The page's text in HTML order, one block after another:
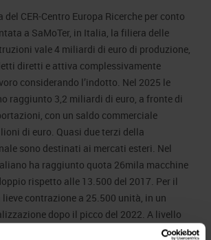
del CER-Centro Europa Ricerche per conto
a SaMoTer, in Italia, la filiera delle
vale 4 miliardi di euro di produzione,
diretti e attiva complessivamente
considerando l’indotto. Nel 2025 le
raggiunto 3,2 miliardi di euro, a fronte di
con un saldo commerciale
di euro. Quasi due terzi della
sono destinati ai mercati esteri. Nel
ha raggiunto quota 26mila macchine
rispetto alle 13.500 del 2017. Per il
lieve contrazione a 25.500 unità, in un
dopo il picco del 2022. A livello
il terzo mercato per volumi venduti,